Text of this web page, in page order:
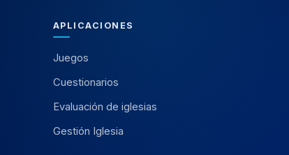
APLICACIONES
Juegos
Cuestionarios
Evaluación de iglesias
Gestión Iglesia